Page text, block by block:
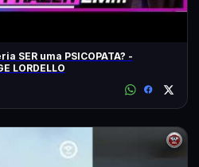
SER uma PSICOPATA? -
LORDELLO